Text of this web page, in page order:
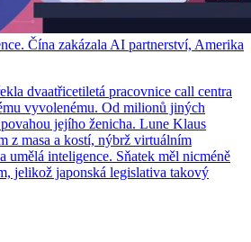
Čína zakázala AI partnerství, Amerika
dvaatřicetiletá pracovnice call centra
vyvolenému. Od milionů jiných
jejího ženicha. Lune Klaus
z masa a kostí, nýbrž virtuálním
umělá inteligence. Sňatek měl nicméně
jelikož japonská legislativa takový